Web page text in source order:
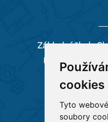
cookies
Tyto
soubory
Základní škola
Pěší 66/1, 712
tel: